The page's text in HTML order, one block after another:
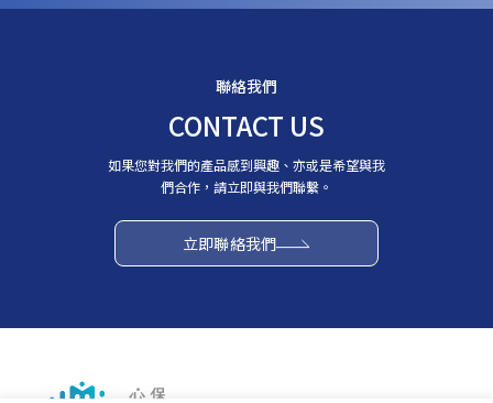
聯絡我們
CONTACT US
如果您對我們的產品感到興趣、亦或是希望與我
們合作，請立即與我們聯繫。
立即聯絡我們